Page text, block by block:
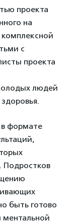
проекта
на
с
проекта
людей
в формате
Подростков
быть готово